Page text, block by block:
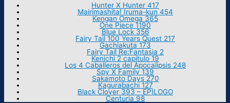
Hunter X Hunter 417
Mairimashita! Iruma-kun 454
Kengan Omega 365
One Piece 1190
Blue Lock 356
Fairy Tail 100 Years Quest 217
Gachiakuta 173
Fairy Tail Re:Fantasia 2
Kenichi 2 capitulo 19
Los 4 Caballeros del Apocalipsis 248
Spy X Family 139
Sakamoto Days 270
Kagurabachi 127
Black Clover 393 – EPILOGO
Centuria 98